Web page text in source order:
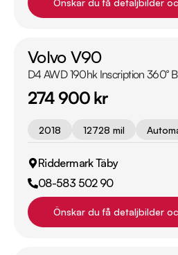
Önskar du få detaljbilder
Volvo V90
D4 AWD 190hk Inscription 360°
274 900 kr
2018 12728 mil
Riddermark Täby
08-583 502 90
Önskar du få detaljbilder